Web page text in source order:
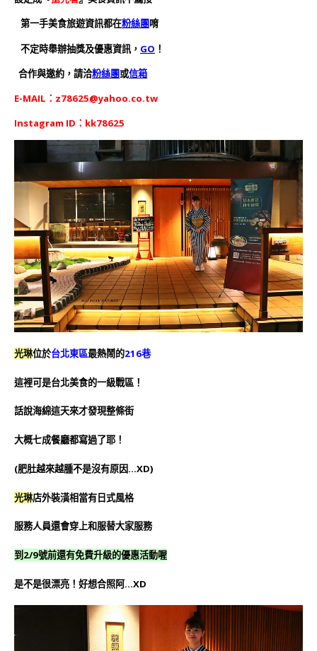
第一手美食旅遊資訊都在粉絲團唷
不定時舉辦抽獎及優惠資訊， GO ！
合作與邀約，請洽粉絲團或信箱
E-MAIL： z78625@yahoo.co.tw
Instagram ID：kk78625
光琳位於台北東區最熱鬧的216巷
這裡可是台北美食的一級戰區！
話說海綿這天來才發現整條街
大概七成餐廳都寫過了耶！
(肥肚越來越腫不是沒有原因…XD)
光琳店外裝潢相當有日式風格
服務人員還會穿上和服替大家服務
到2/9號前還有免費升級的優惠活動喔
是不是很漂亮！好想合照阿…XD